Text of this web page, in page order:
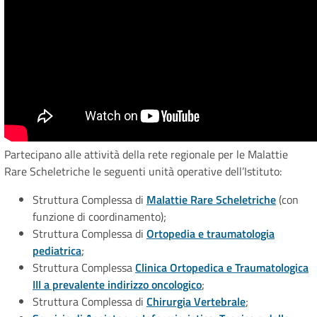
Partecipano alle attività della rete regionale per le Malattie
Rare Scheletriche le seguenti unità operative dell’Istituto:
Struttura Complessa di Malattie Rare Scheletriche(con
funzione di coordinamento);
Struttura Complessa di Ortopedia e traumatologia
pediatrica;
Struttura ComplessaClinica Ortopedica e Traumatologica
III a prevalente indirizzo oncologico;
Struttura Complessa di Chirurgia Vertebrale;